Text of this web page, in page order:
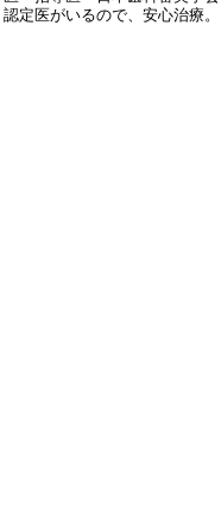
認定医がいるので、安心治療。